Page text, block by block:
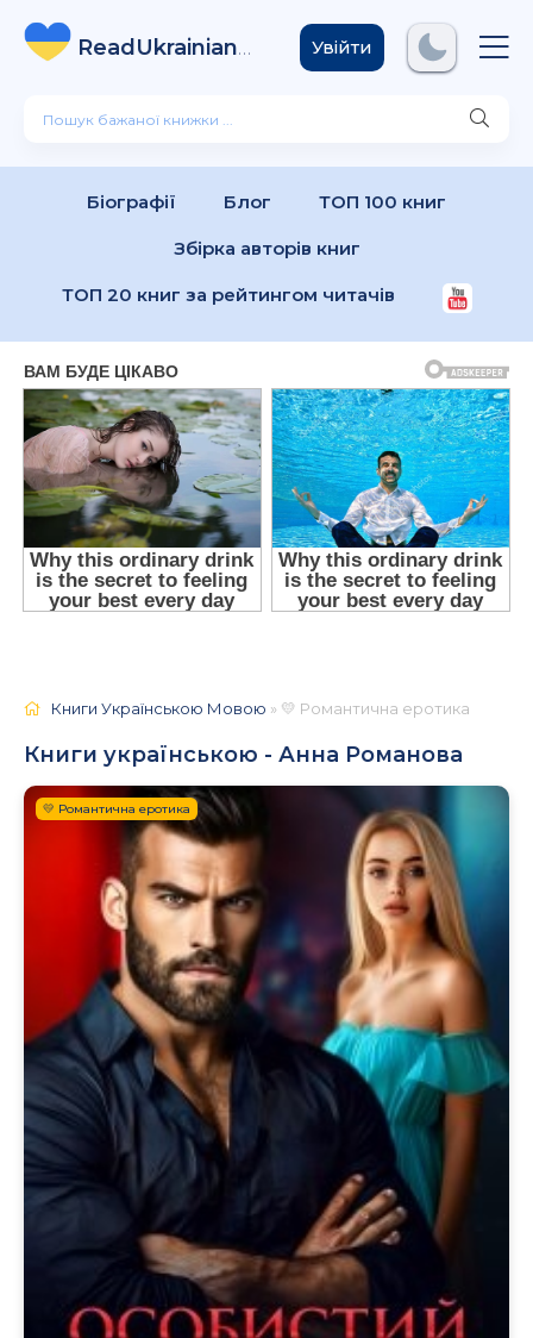
ReadUkrainian
Books .com
Увійти
Біографії Блог ТОП 100 книг
Збірка авторів книг
ТОП 20 книг за рейтингом читачів
Книги Українською Мовою » 💛 Романтична еротика
Книги українською - Анна Романова
💛 Романтична еротика